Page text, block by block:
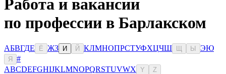
Работа и вакансии
по профессии в Барлакском
АБВГДЕ Ё ЖЗ И Й КЛМНОПРСТУФХЦЧШ Ы ЭЮ
Я
#
ABCDEFGHIJKLMNOPQRSTUVWX Y Z